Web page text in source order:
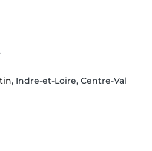
, Indre-et-Loire, Centre-Val